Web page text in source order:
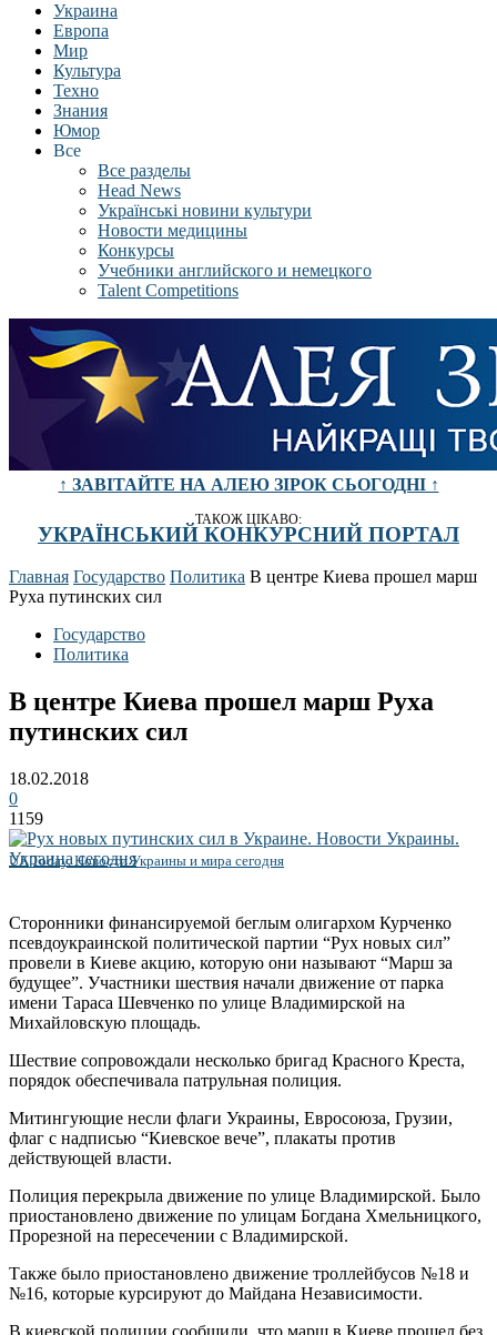
Украина
Европа
Мир
Культура
Техно
Знания
Юмор
Все
Все разделы
Head News
Українські новини культури
Новости медицины
Конкурсы
Учебники английского и немецкого
Talent Competitions
↑ ЗАВІТАЙТЕ НА АЛЕЮ ЗІРОК СЬОГОДНІ ↑
ТАКОЖ ЦІКАВО:
УКРАЇНСЬКИЙ КОНКУРСНИЙ ПОРТАЛ
Главная Государство Политика В центре Киева прошел марш
Руха путинских сил
Государство
Политика
В центре Киева прошел марш Руха
путинских сил
18.02.2018
0
1159
UA Today. Новости Украины и мира сегодня
Сторонники финансируемой беглым олигархом Курченко
псевдоукраинской политической партии “Рух новых сил”
провели в Киеве акцию, которую они называют “Марш за
будущее”. Участники шествия начали движение от парка
имени Тараса Шевченко по улице Владимирской на
Михайловскую площадь.
Шествие сопровождали несколько бригад Красного Креста,
порядок обеспечивала патрульная полиция.
Митингующие несли флаги Украины, Евросоюза, Грузии,
флаг с надписью “Киевское вече”, плакаты против
действующей власти.
Полиция перекрыла движение по улице Владимирской. Было
приостановлено движение по улицам Богдана Хмельницкого,
Прорезной на пересечении с Владимирской.
Также было приостановлено движение троллейбусов №18 и
№16, которые курсируют до Майдана Независимости.